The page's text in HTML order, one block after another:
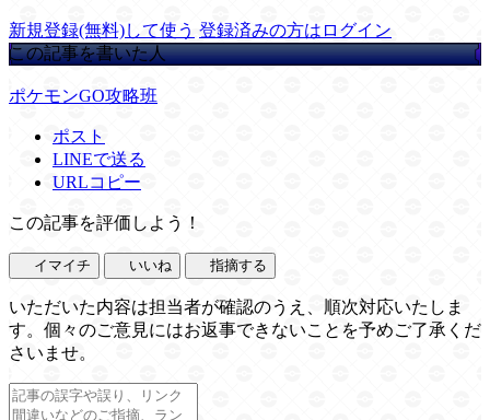
新規登録(無料)して使う 登録済みの方はログイン
この記事を書いた人
ポケモンGO攻略班
ポスト
LINEで送る
URLコピー
この記事を評価しよう！
イマイチ いいね 指摘する
いただいた内容は担当者が確認のうえ、順次対応いたしま
す。個々のご意見にはお返事できないことを予めご了承くだ
さいませ。